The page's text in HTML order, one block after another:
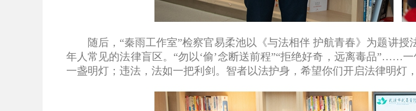
随后，“秦雨工作室”检察官易柔池以《与法相伴 护航青春》为题讲授
年人常见的法律盲区。“勿以‘偷’念断送前程”“拒绝好奇，远离毒品”……
一盏明灯；违法，法如一把利剑。智者以法护身，希望你们开启法律明灯